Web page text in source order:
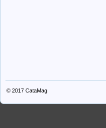
© 2017 CataMag